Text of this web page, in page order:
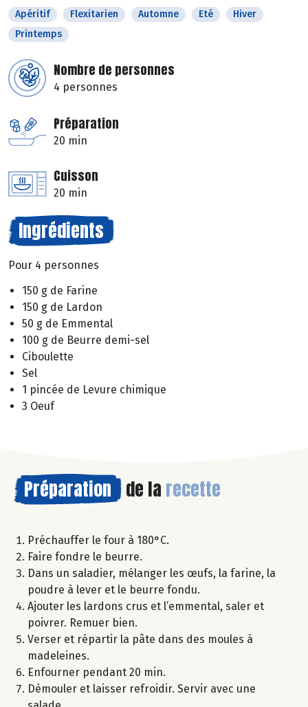
Apéritif Flexitarien Automne Eté
Hiver
Printemps
Nombre de personnes
4 personnes
Préparation
20 min
Cuisson
20 min
Ingrédients
Pour 4 personnes
150 g de Farine
150 g de Lardon
50 g de Emmental
100 g de Beurre demi-sel
Ciboulette
Sel
1 pincée de Levure chimique
3 Oeuf
Préparation de la recette
Préchauffer le four à 180°C.
Faire fondre le beurre.
Dans un saladier, mélanger les œufs, la farine, la
poudre à lever et le beurre fondu.
Ajouter les lardons crus et l’emmental, saler et
poivrer. Remuer bien.
Verser et répartir la pâte dans des moules à
madeleines.
Enfourner pendant 20 min.
Démouler et laisser refroidir. Servir avec une